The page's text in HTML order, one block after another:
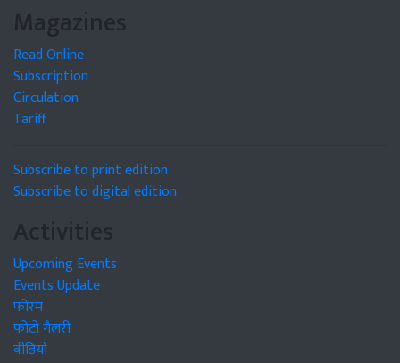
Magazines
Read Online
Subscription
Circulation
Tariff
Subscribe to print edition
Subscribe to digital edition
Activities
Upcoming Events
Events Update
फोरम
फोटो गैलरी
वीडियो